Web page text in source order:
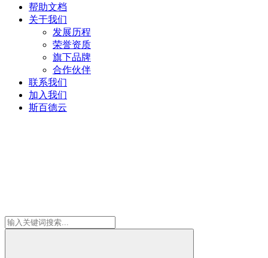
帮助文档
关于我们
发展历程
荣誉资质
旗下品牌
合作伙伴
联系我们
加入我们
斯百德云